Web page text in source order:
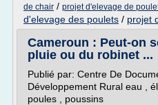
de chair / projet d'elevage de
d'elevage des poulets / projet
Cameroun : Peut-on
pluie ou du robinet ...
Publié par: Centre De
Développement Rural eau ,
poules , poussins